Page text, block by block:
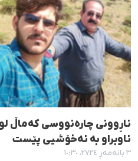
ناڕوونی چارەنووسی کەماڵ
ناوبراو بە نەخۆشیی پێست
٣ بانەمەڕ ٢٧٢٤، ١٠:٣٠